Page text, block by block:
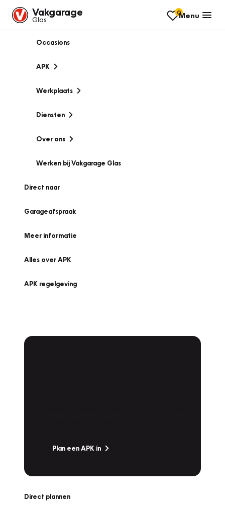
Vakgarage
Glas
0Menu
Occasions
APK
Werkplaats
Diensten
Over ons
Werken bij Vakgarage Glas
Direct naar
Garageafspraak
Meer informatie
Alles over APK
APK regelgeving
Plan een APK in
Direct plannen